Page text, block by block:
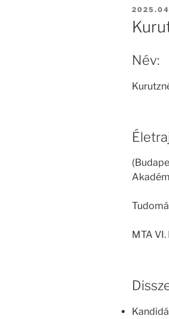
Név:
MTA